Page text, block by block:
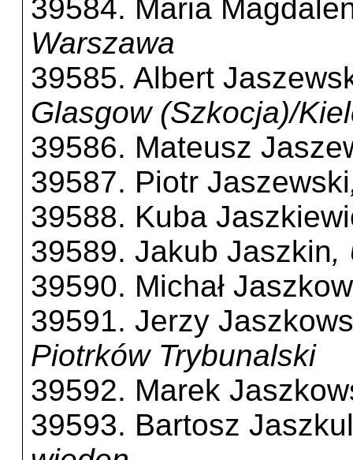
39584. Maria
Warszawa
39585. Albert
Glasgow (Szkocja)/
39586. Mateusz
39587. Piotr Jaszewski
39588. Kuba
39589. Jakub Jaszkin,
39590. Michał
39591. Jerzy
Piotrków Trybunalski
39592. Marek
39593. Bartosz Jaszkul